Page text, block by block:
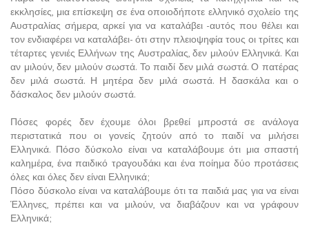
εκκλησίες, μια επίσκεψη σε ένα οποιοδήποτε ελληνικό σχολείο της
Αυστραλίας σήμερα, αρκεί για να καταλάβει -αυτός που θέλει και
τον ενδιαφέρει να καταλάβει- ότι στην πλειοψηφία τους οι τρίτες και
τέταρτες γενιές Ελλήνων της Αυστραλίας, δεν μιλούν Ελληνικά. Και
αν μιλούν, δεν μιλούν σωστά. Το παιδί δεν μιλά σωστά. Ο πατέρας
δεν μιλά σωστά. Η μητέρα δεν μιλά σωστά. Η δασκάλα και ο
δάσκαλος δεν μιλούν σωστά.
Πόσες φορές δεν έχουμε όλοι βρεθεί μπροστά σε ανάλογα
περιστατικά που οι γονείς ζητούν από το παιδί να μιλήσει
Ελληνικά. Πόσο δύσκολο είναι να καταλάβουμε ότι μια σπαστή
καλημέρα, ένα παιδικό τραγουδάκι και ένα ποίημα δύο προτάσεις
όλες και όλες δεν είναι Ελληνικά;
Πόσο δύσκολο είναι να καταλάβουμε ότι τα παιδιά μας για να είναι
Έλληνες, πρέπει και να μιλούν, να διαβάζουν και να γράφουν
Ελληνικά;